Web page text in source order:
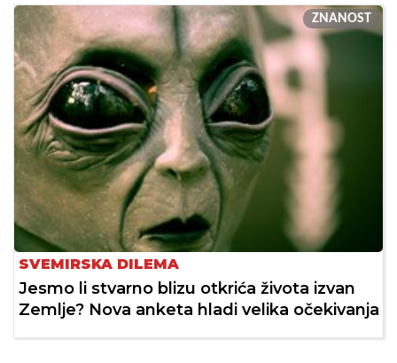
ZNANOST
SVEMIRSKA DILEMA
Jesmo li stvarno blizu otkrića života izvan
Zemlje? Nova anketa hladi velika očekivanja